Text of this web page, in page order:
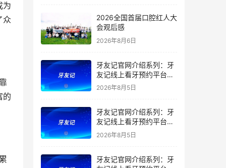
为
众
的
2026全国首届口腔红人大
会观后感
2026年8月6日
牙友记官网介绍系列：牙
友记线上看牙预约平台是
干什么的？靠谱吗？
2026年8月5日
牙友记官网介绍系列：牙
友记线上看牙预约平台让
看牙不再靠运气
2026年8月5日
牙友记官网介绍系列：牙